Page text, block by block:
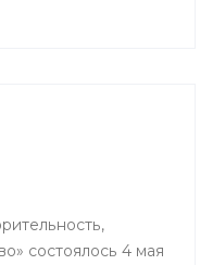
состоялось 4 мая